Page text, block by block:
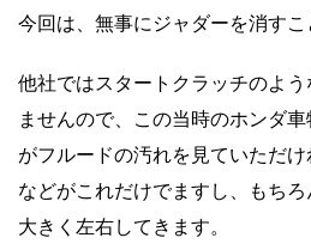
今回は、無事にジャダーを消すこ
他社ではスタートクラッチのよ
ませんので、この当時のホンダ
がフルードの汚れを見ていただ
などがこれだけでますし、もち
大きく左右してきます。